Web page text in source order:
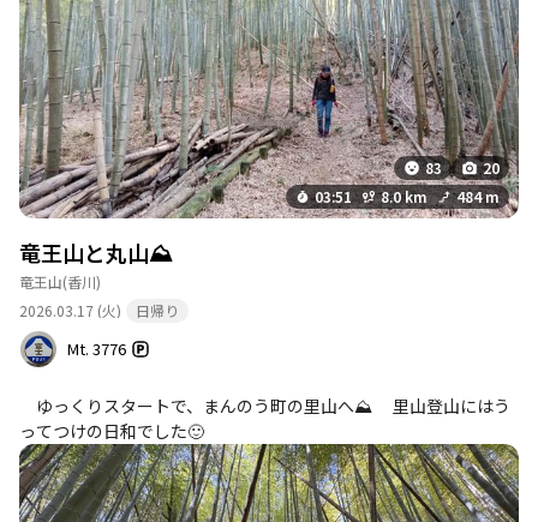
83
20
03:51
8.0 km 484 m
竜王山と丸山⛰️
竜王山(香川)
2026.03.17 (火)
日帰り
Mt. 3776
ゆっくりスタートで、まんのう町の里山へ⛰️ 里山登山にはう
ってつけの日和でした🙂